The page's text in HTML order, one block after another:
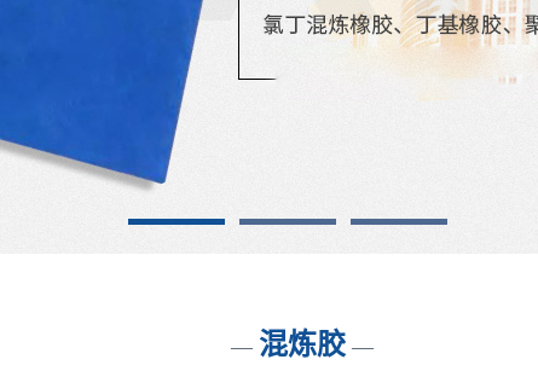
— 混炼胶 —